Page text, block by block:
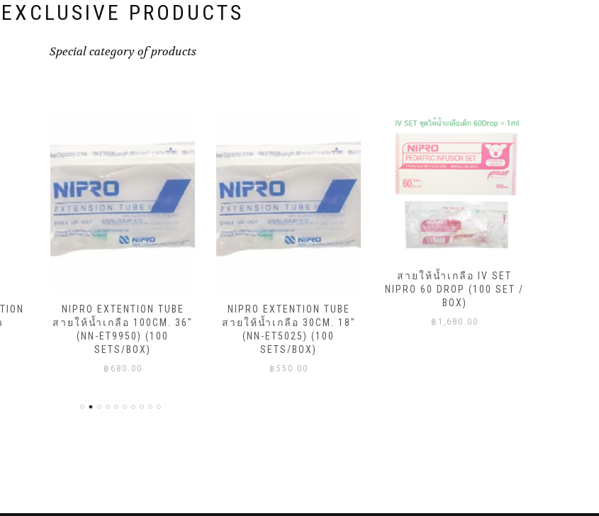
EXCLUSIVE PRODUCTS
Special category of products
NIPRO EXTENTION TUBE
สายให้น้ำเกลือ 100CM. 36″
(NN-ET9950) (100
SETS/BOX)
฿ 680.00
NIPRO EXTENTION TUBE
สายให้น้ำเกลือ 30CM. 18″
(NN-ET5025) (100
SETS/BOX)
฿ 550.00
สายให้น้ำเกลือ IV SET
NIPRO 60 DROP (100 SET /
BOX)
฿ 1,680.00